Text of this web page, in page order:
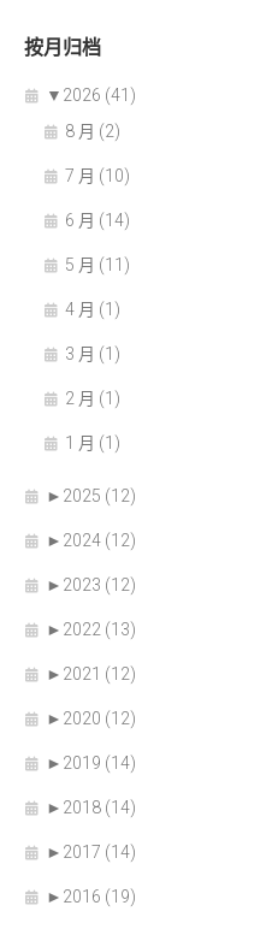
按月归档
▼ 2026 (41)
8 月 (2)
7 月 (10)
6 月 (14)
5 月 (11)
4 月 (1)
3 月 (1)
2 月 (1)
1 月 (1)
► 2025 (12)
► 2024 (12)
► 2023 (12)
► 2022 (13)
► 2021 (12)
► 2020 (12)
► 2019 (14)
► 2018 (14)
► 2017 (14)
► 2016 (19)